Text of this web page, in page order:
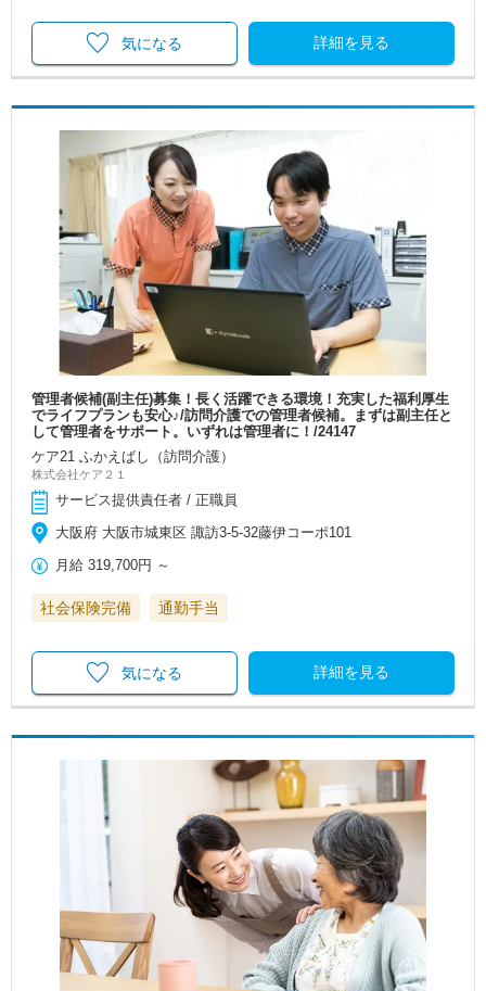
詳細を見る
気になる
管理者候補(副主任)募集！長く活躍できる環境！充実した福利厚生
でライフプランも安心♪/訪問介護での管理者候補。まずは副主任と
して管理者をサポート。いずれは管理者に！/24147
ケア21 ふかえばし（訪問介護）
株式会社ケア２１
サービス提供責任者 / 正職員
大阪府 大阪市城東区 諏訪3-5-32藤伊コーポ101
月給 319,700円 ～
社会保険完備 通勤手当
詳細を見る
気になる